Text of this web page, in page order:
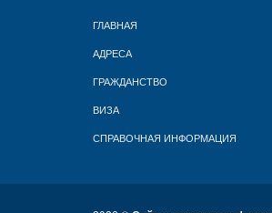
ГЛАВНАЯ
АДРЕСА
ГРАЖДАНСТВО
ВИЗА
СПРАВОЧНАЯ ИНФОРМАЦИЯ